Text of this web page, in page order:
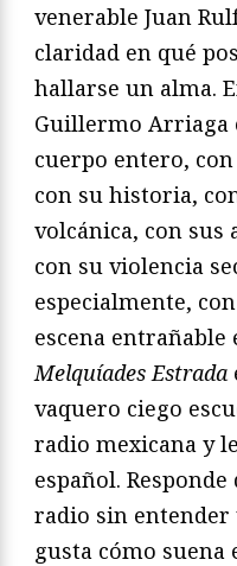
venerable Juan
claridad en qué
hallarse un alma.
Guillermo Arriaga
cuerpo entero,
con su historia,
volcánica, con sus
con su violencia
especialmente,
escena entrañable
Melquíades Estrada
vaquero ciego
radio mexicana y
español.
radio sin entender
gusta cómo suena